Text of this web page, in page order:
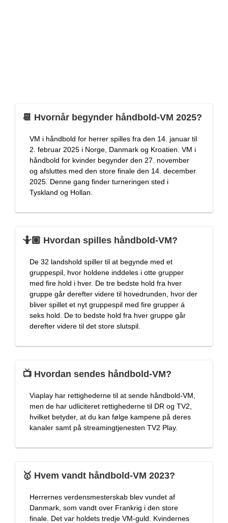
📆 Hvornår begynder håndbold-VM 2025?
VM i håndbold for herrer spilles fra den 14. januar til
2. februar 2025 i Norge, Danmark og Kroatien. VM i
håndbold for kvinder begynder den 27. november
og afsluttes med den store finale den 14. december
2025. Denne gang finder turneringen sted i
Tyskland og Hollan.
🤷🏼 Hvordan spilles håndbold-VM?
De 32 landshold spiller til at begynde med et
gruppespil, hvor holdene inddeles i otte grupper
med fire hold i hver. De tre bedste hold fra hver
gruppe går derefter videre til hovedrunden, hvor der
bliver spillet et nyt gruppespil med fire grupper á
seks hold. De to bedste hold fra hver gruppe går
derefter videre til det store slutspil.
📺 Hvordan sendes håndbold-VM?
Viaplay har rettighederne til at sende håndbold-VM,
men de har udliciteret rettighederne til DR og TV2,
hvilket betyder, at du kan følge kampene på deres
kanaler samt på streamingtjenesten TV2 Play.
🥇 Hvem vandt håndbold-VM 2023?
Herrernes verdensmesterskab blev vundet af
Danmark, som vandt over Frankrig i den store
finale. Det var holdets tredje VM-guld. Kvindernes